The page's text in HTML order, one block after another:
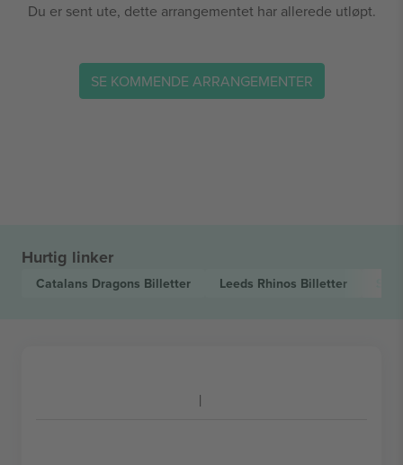
Du er sent ute, dette arrangementet har allerede utløpt.
SE KOMMENDE ARRANGEMENTER
Hurtig linker
Catalans Dragons Billetter Leeds Rhinos Billetter